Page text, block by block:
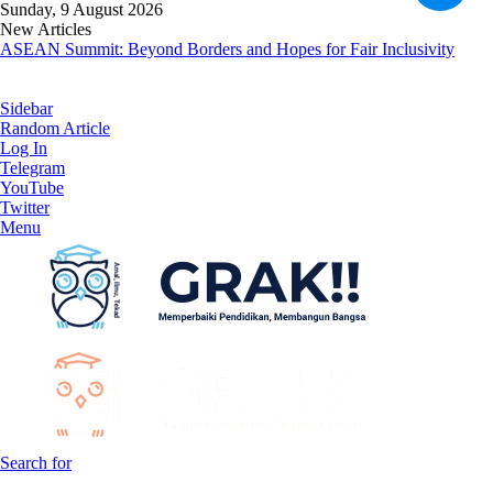
Sunday, 9 August 2026
New Articles
ASEAN Summit: Beyond Borders and Hopes for Fair Inclusivity
Sidebar
Random Article
Log In
Telegram
YouTube
Twitter
Menu
Search for